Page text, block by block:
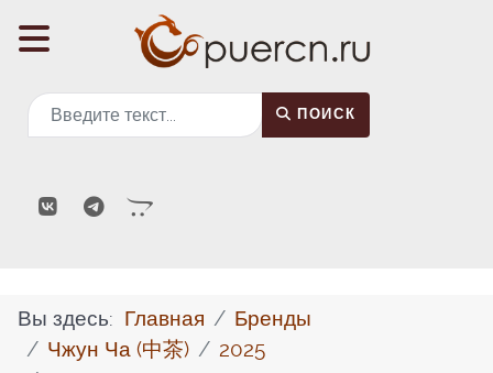
Поиск ПОИСК
Вы здесь: Главная
Бренды
Чжун Ча (中茶)
2025